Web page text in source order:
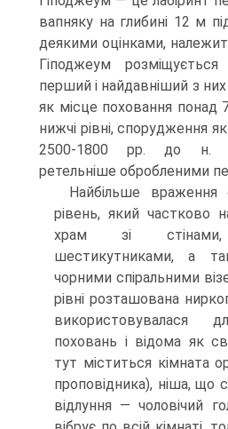
вапняку на глибині 12 м
деякими оцінками,
Гіподжеум
перший і найдавніший з
як місце похо­вання понад
нижчі рівні, спорудження
2500-1800 рр. до н.
ретельніше обробленими
Найбільше враження
рівень, який частково
храм зі стінами,
шестикутниками, а
чорними спіральними
рівні розташована
використовувалася
поховань і відома як
тут міститься кімната
проповідника), ніша, що
відлуння — чоловічий